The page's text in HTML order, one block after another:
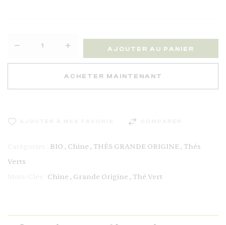
AJOUTER AU PANIER
ACHETER MAINTENANT
BIO , Chine , THÉS GRANDE ORIGINE , Thés
Verts
Chine , Grande Origine , Thé Vert